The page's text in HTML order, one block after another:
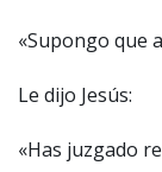
«Supongo que
Le dijo Jesús:
«Has juzgado